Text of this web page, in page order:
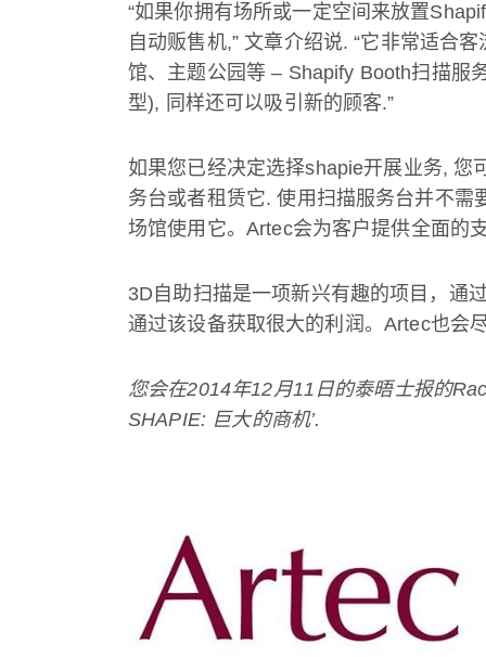
“如果你拥有场所或一定空间来放置
自动贩售机,” 文章介绍说. “它非常适合客
馆、主题公园等 – Shapify Booth扫描服
型), 同样还可以吸引新的顾客.”
如果您已经决定选择shapie开展业务,您
务台或者租赁它.使用扫描服务台并不需
场馆使用它。 Artec会为客户提供全面的
3D 自助扫描是一项新兴有趣的项目，通
通过该设备获取很大的利润。 Artec也会
您会在2014年12月11 日的泰晤士报的
SHAPIE: 巨大的商机’.